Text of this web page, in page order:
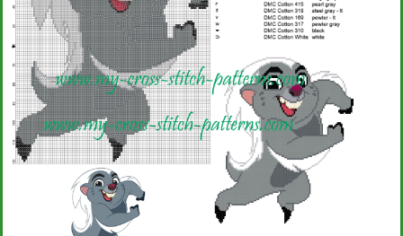
Disney
Thun